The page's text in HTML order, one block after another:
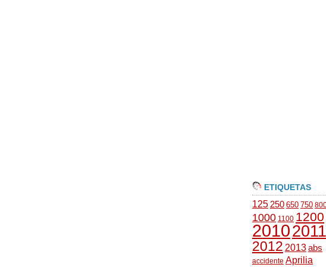
ETIQUETAS
125 250 650 750
1000 1100 1200
20102011
2012 2013abs
accidente Aprilia